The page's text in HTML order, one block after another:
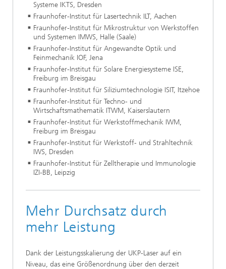
Systeme IKTS, Dresden
Fraunhofer-Institut für Lasertechnik ILT, Aachen
Fraunhofer-Institut für Mikrostruktur von Werkstoffen
und Systemen IMWS, Halle (Saale)
Fraunhofer-Institut für Angewandte Optik und
Feinmechanik IOF, Jena
Fraunhofer-Institut für Solare Energiesysteme ISE,
Freiburg im Breisgau
Fraunhofer-Institut für Siliziumtechnologie ISIT, Itzehoe
Fraunhofer-Institut für Techno- und
Wirtschaftsmathematik ITWM, Kaiserslautern
Fraunhofer-Institut für Werkstoffmechanik IWM,
Freiburg im Breisgau
Fraunhofer-Institut für Werkstoff- und Strahltechnik
IWS, Dresden
Fraunhofer-Institut für Zelltherapie und Immunologie
IZI-BB, Leipzig
Mehr Durchsatz durch
mehr Leistung
Dank der Leistungsskalierung der UKP-Laser auf ein
Niveau, das eine Größenordnung über den derzeit